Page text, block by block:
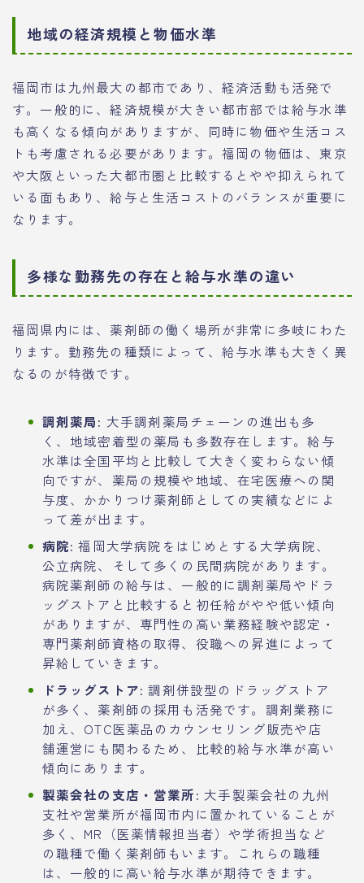
地域の経済規模と物価水準
福岡市は九州最大の都市であり、経済活動も活発で
す。一般的に、経済規模が大きい都市部では給与水準
も高くなる傾向がありますが、同時に物価や生活コス
トも考慮される必要があります。福岡の物価は、東京
や大阪といった大都市圏と比較するとやや抑えられて
いる面もあり、給与と生活コストのバランスが重要に
なります。
多様な勤務先の存在と給与水準の違い
福岡県内には、薬剤師の働く場所が非常に多岐にわた
ります。勤務先の種類によって、給与水準も大きく異
なるのが特徴です。
調剤薬局: 大手調剤薬局チェーンの進出も多
く、地域密着型の薬局も多数存在します。給与
水準は全国平均と比較して大きく変わらない傾
向ですが、薬局の規模や地域、在宅医療への関
与度、かかりつけ薬剤師としての実績などによ
って差が出ます。
病院: 福岡大学病院をはじめとする大学病院、
公立病院、そして多くの民間病院があります。
病院薬剤師の給与は、一般的に調剤薬局やドラ
ッグストアと比較すると初任給がやや低い傾向
がありますが、専門性の高い業務経験や認定・
専門薬剤師資格の取得、役職への昇進によって
昇給していきます。
ドラッグストア: 調剤併設型のドラッグストア
が多く、薬剤師の採用も活発です。調剤業務に
加え、OTC医薬品のカウンセリング販売や店
舗運営にも関わるため、比較的給与水準が高い
傾向にあります。
製薬会社の支店・営業所: 大手製薬会社の九州
支社や営業所が福岡市内に置かれていることが
多く、MR（医薬情報担当者）や学術担当など
の職種で働く薬剤師もいます。これらの職種
は、一般的に高い給与水準が期待できます。